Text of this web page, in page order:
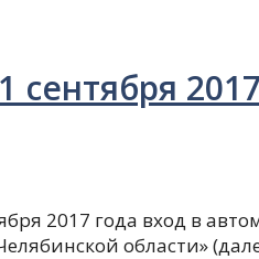
сентября
2017 года вход в
области»